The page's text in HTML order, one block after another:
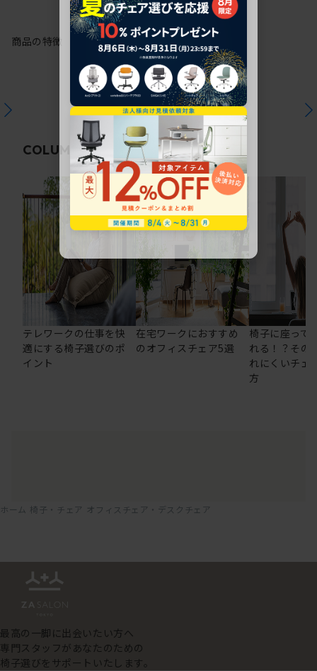
商品の特徴
COLUMN 関連コラム
テレワークの仕事を快
適にする椅子選びのポ
イント
在宅ワークにおすすめ
のオフィスチェア5選
椅子に座って
れる！？その
れにくいチェ
方
ホーム 椅子・チェア オフィスチェア・デスクチェア
最高の一脚に出会いたい方へ
専門スタッフがあなたのための
椅子選びをサポートいたします。